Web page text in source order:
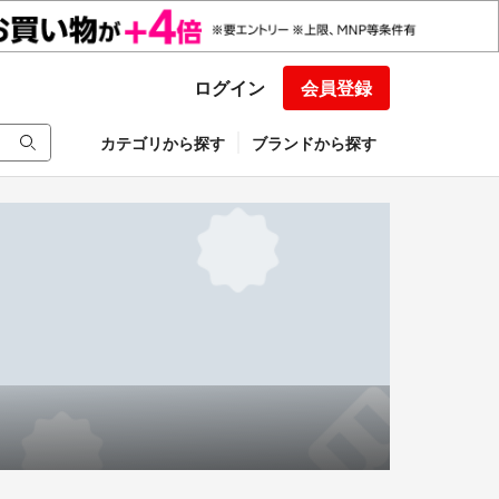
ログイン 会員登録
カテゴリから探す ブランドから探す